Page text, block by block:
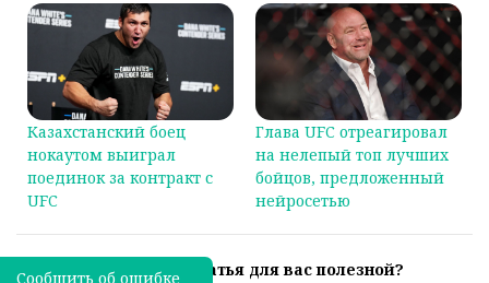
Казахстанский боец
нокаутом выиграл
поединок за контракт с
UFC
Глава UFC отреагировал
на нелепый топ лучших
бойцов, предложенный
нейросетью
Была ли эта статья для вас полезной?
Сообщить об ошибке